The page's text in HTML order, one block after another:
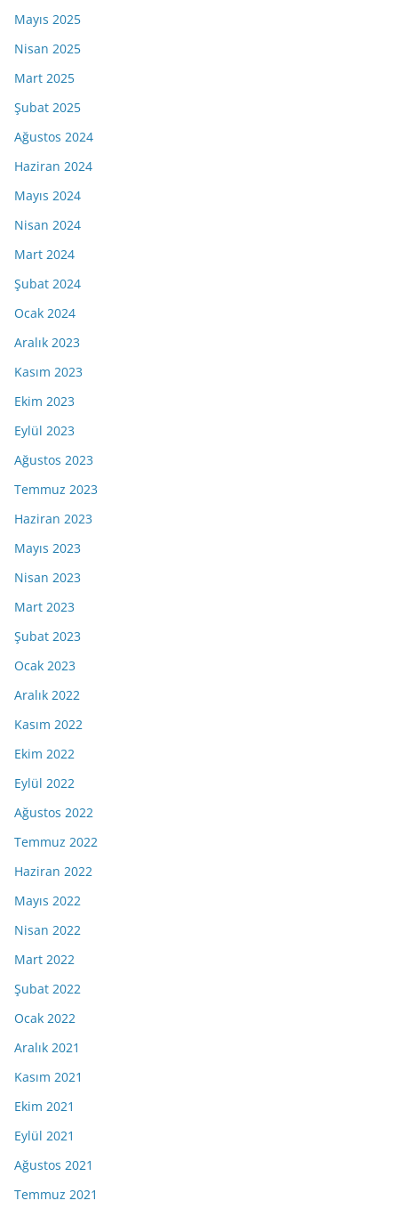
Mayıs 2025
Nisan 2025
Mart 2025
Şubat 2025
Ağustos 2024
Haziran 2024
Mayıs 2024
Nisan 2024
Mart 2024
Şubat 2024
Ocak 2024
Aralık 2023
Kasım 2023
Ekim 2023
Eylül 2023
Ağustos 2023
Temmuz 2023
Haziran 2023
Mayıs 2023
Nisan 2023
Mart 2023
Şubat 2023
Ocak 2023
Aralık 2022
Kasım 2022
Ekim 2022
Eylül 2022
Ağustos 2022
Temmuz 2022
Haziran 2022
Mayıs 2022
Nisan 2022
Mart 2022
Şubat 2022
Ocak 2022
Aralık 2021
Kasım 2021
Ekim 2021
Eylül 2021
Ağustos 2021
Temmuz 2021